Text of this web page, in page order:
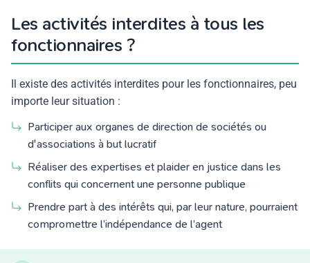
Les activités interdites à tous les
fonctionnaires ?
Il existe des activités interdites pour les fonctionnaires, peu
importe leur situation :
Participer aux organes de direction de sociétés ou
d'associations à but lucratif
Réaliser des expertises et plaider en justice dans les
conflits qui concernent une personne publique
Prendre part à des intérêts qui, par leur nature, pourraient
compromettre l’indépendance de l’agent